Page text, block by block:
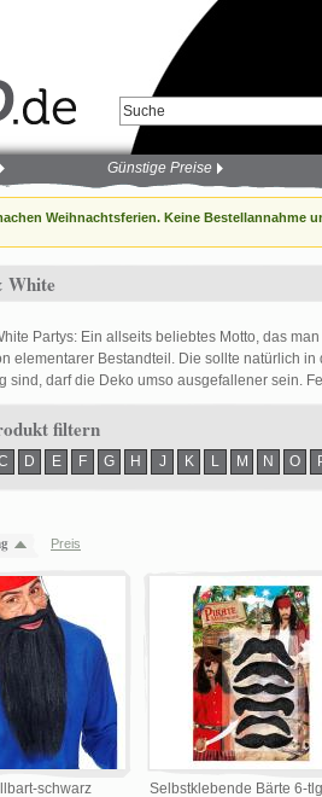
Günstige Preise
Weihnachtsferien. Keine Bestellannahme
White
Partys: Ein allseits beliebtes Motto, das
elementarer Bestandteil. Die sollte natürlich
sind, darf die Deko umso ausgefallener sein.
filtern
D E F G H J K L M N O
Preis
schwarz Selbstklebende Bärte 6-